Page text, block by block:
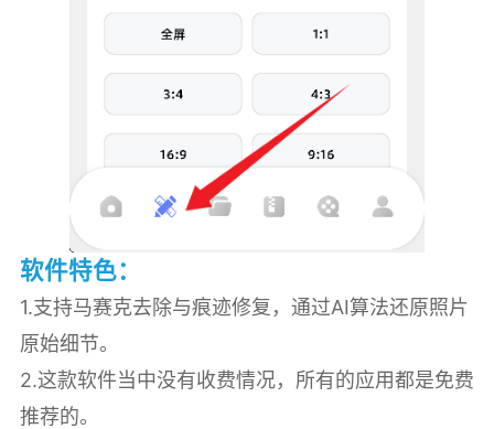
软件特色：
1.支持马赛克去除与痕迹修复，通过AI算法还原照片
原始细节。
2.这款软件当中没有收费情况，所有的应用都是免费
推荐的。